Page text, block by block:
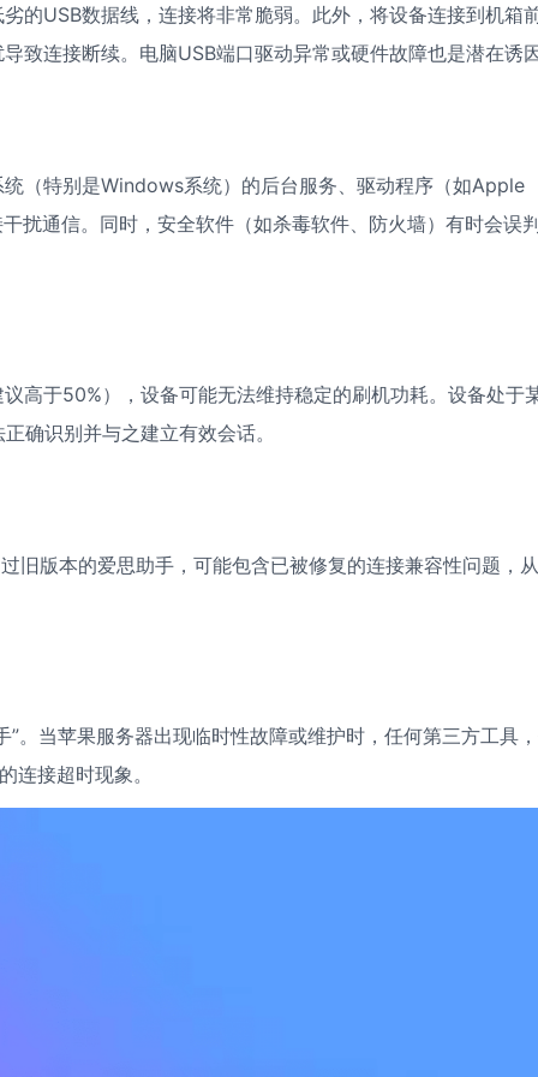
的USB数据线，连接将非常脆弱。此外，将设备连接到机箱
致连接断续。电脑USB端口驱动异常或硬件故障也是潜在诱因
（特别是Windows系统）的后台服务、驱动程序（如Apple
通信。同时，安全软件（如杀毒软件、防火墙）有时会误
高于50%），设备可能无法维持稳定的刷机功耗。设备处于
确识别并与之建立有效会话。
旧版本的爱思助手，可能包含已被修复的连接兼容性问题，
。当苹果服务器出现临时性故障或维护时，任何第三方工具
连接超时现象。